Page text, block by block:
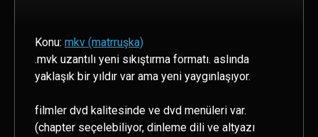
Konu: mkv (matrruşka)
.mvk uzantılı yeni sıkıştırma formatı. aslında
yaklaşık bir yıldır var ama yeni yaygınlaşıyor.
filmler dvd kalitesinde ve dvd menüleri var.
(chapter seçelebiliyor, dinleme dili ve altyazı